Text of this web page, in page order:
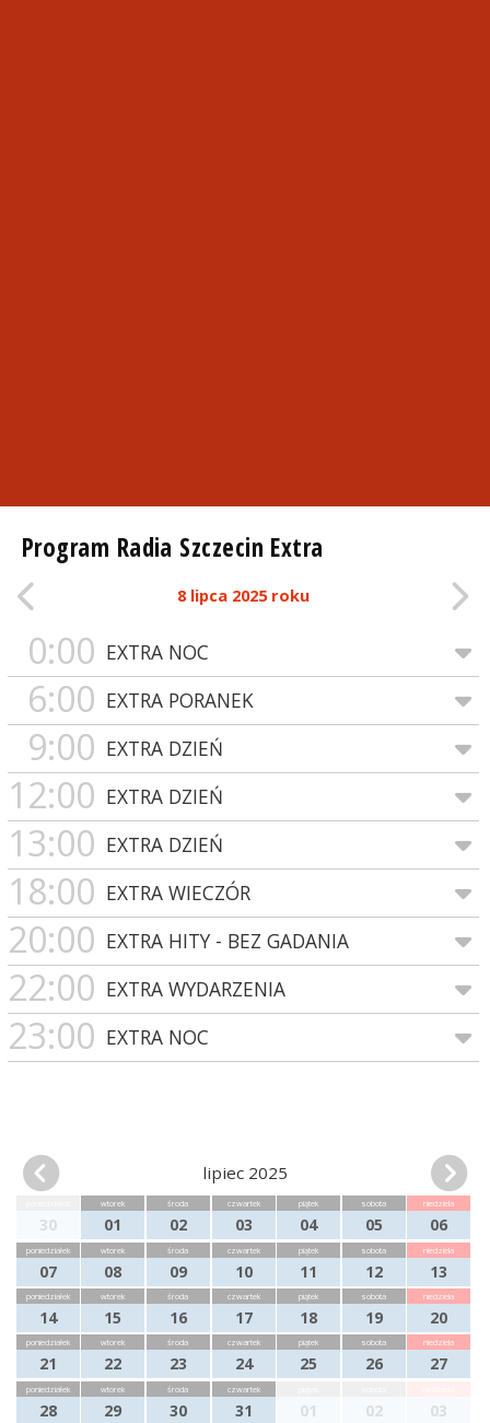
Program Radia Szczecin Extra
8 lipca 2025 roku
0:00 EXTRA NOC
6:00 EXTRA PORANEK
9:00 EXTRA DZIEŃ
12:00 EXTRA DZIEŃ
13:00 EXTRA DZIEŃ
18:00 EXTRA WIECZÓR
20:00 EXTRA HITY - BEZ GADANIA
22:00 EXTRA WYDARZENIA
23:00 EXTRA NOC
lipiec 2025
30
wtorek
01
środa
02
czwartek
03
piątek
04
sobota
05
niedziela
06
poniedziałek
07
wtorek
08
środa
09
czwartek
10
piątek
11
sobota
12
niedziela
13
poniedziałek
14
wtorek
15
środa
16
czwartek
17
piątek
18
sobota
19
niedziela
20
poniedziałek
21
wtorek
22
środa
23
czwartek
24
piątek
25
sobota
26
niedziela
27
poniedziałek
28
wtorek
29
środa
30
czwartek
31 01 02 03